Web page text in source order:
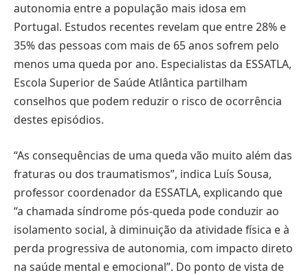
autonomia entre a população mais idosa em
Portugal. Estudos recentes revelam que entre 28% e
35% das pessoas com mais de 65 anos sofrem pelo
menos uma queda por ano. Especialistas da ESSATLA,
Escola Superior de Saúde Atlântica partilham
conselhos que podem reduzir o risco de ocorrência
destes episódios.
“As consequências de uma queda vão muito além das
fraturas ou dos traumatismos”, indica Luís Sousa,
professor coordenador da ESSATLA, explicando que
“a chamada síndrome pós-queda pode conduzir ao
isolamento social, à diminuição da atividade física e à
perda progressiva de autonomia, com impacto direto
na saúde mental e emocional”. Do ponto de vista de